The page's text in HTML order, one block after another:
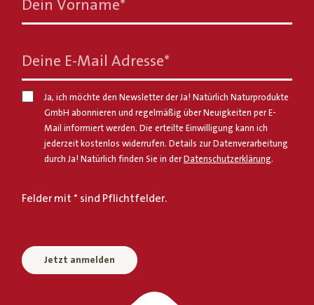
Dein Vorname*
Deine E-Mail Adresse*
Ja, ich möchte den Newsletter der Ja! Natürlich Naturprodukte
GmbH abonnieren und regelmäßig über Neuigkeiten per E-
Mail informiert werden. Die erteilte Einwilligung kann ich
jederzeit kostenlos widerrufen. Details zur Datenverarbeitung
durch Ja! Natürlich finden Sie in derDatenschutzerklärung.
Felder mit * sind Pflichtfelder.
Jetzt anmelden